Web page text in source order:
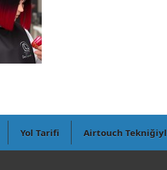
Yol Tarifi Airtouch